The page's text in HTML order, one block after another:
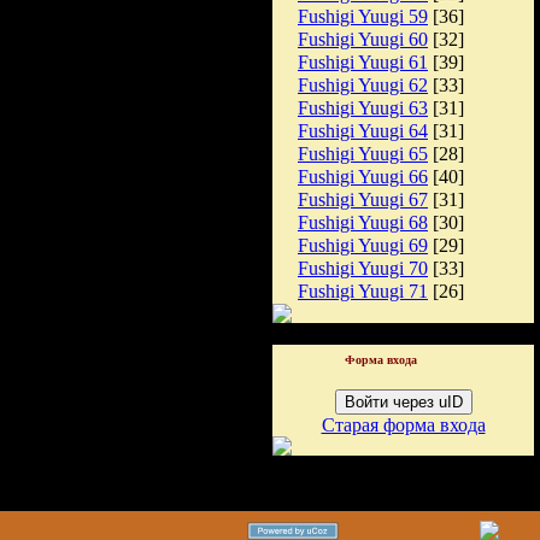
Fushigi Yuugi 59 [36]
Fushigi Yuugi 60 [32]
Fushigi Yuugi 61 [39]
Fushigi Yuugi 62 [33]
Fushigi Yuugi 63 [31]
Fushigi Yuugi 64 [31]
Fushigi Yuugi 65 [28]
Fushigi Yuugi 66 [40]
Fushigi Yuugi 67 [31]
Fushigi Yuugi 68 [30]
Fushigi Yuugi 69 [29]
Fushigi Yuugi 70 [33]
Fushigi Yuugi 71 [26]
Форма входа
Войти через uID
Старая форма входа